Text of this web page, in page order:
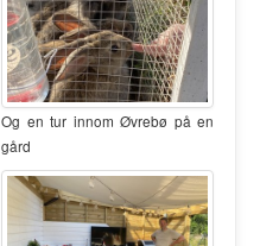
Og en tur innom Øvrebø på en
gård